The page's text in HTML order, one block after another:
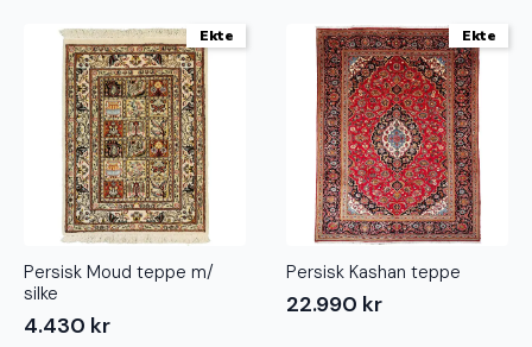
Ekte
Persisk Moud teppe m/
silke
4.430 kr
Ekte
Persisk Kashan teppe
22.990 kr